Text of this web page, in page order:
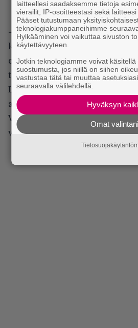
– Palo on kova. Ja se tuntui
kahta sanaa. Mä muistan, kun
ois tällanen. Se päätös tuli kuin
taivaalta. Vitsi, tehdään.
Laurenne: – Se ensimmäinen
asiallinen. Että no, sanoppas
Vaan se oli heitto ilmaan, että
vielä.
laitteellesi saadaksemme tietoja
vierailit, IP-osoitteestasi sekä laitteesi
Pääset tutustumaan
teknologiakumppaneihimme
Hylkääminen voi vaikuttaa sivuston
käytettävyyteen.
Jotkin teknologiamme voivat
suostumusta, jos niillä on siihen
vastustaa tätä tai muuttaa
seuraavalla välilehdellä.
Hyväksyn
Omat valintani